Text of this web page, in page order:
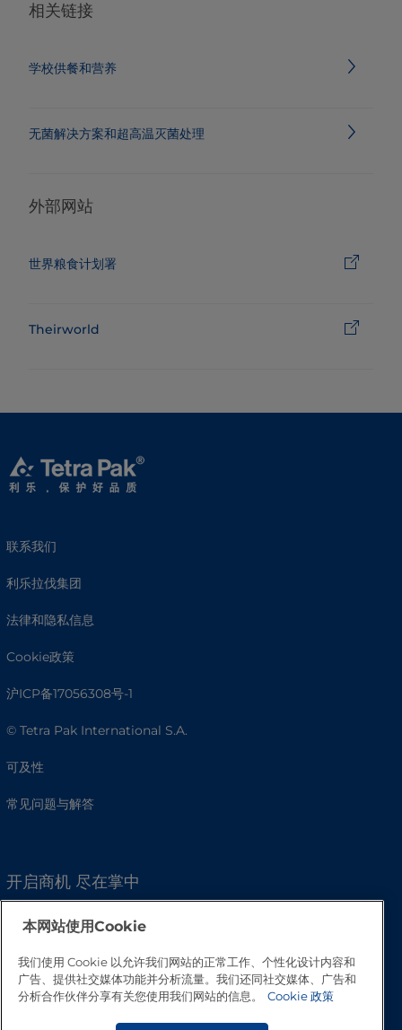
相关链接
学校供餐和营养
无菌解决方案和超高温灭菌处理
外部网站
世界粮食计划署
Theirworld
联系我们
利乐拉伐集团
法律和隐私信息
Cookie政策
沪ICP备17056308号-1
© Tetra Pak International S.A.
可及性
常见问题与解答
开启商机 尽在掌中
本网站使用Cookie
我们使用 Cookie 以允许我们网站的正常工作、个性化设计内容和
广告、提供社交媒体功能并分析流量。我们还同社交媒体、广告和
分析合作伙伴分享有关您使用我们网站的信息。
Cookie 政策